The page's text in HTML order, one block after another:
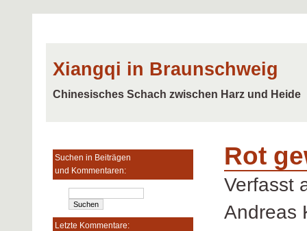
Xiangqi in Braunschweig
Chinesisches Schach zwischen Harz und Heide
Suchen in Beiträgen
und Kommentaren:
Letzte Kommentare:
Rot
Verfasst
Andreas